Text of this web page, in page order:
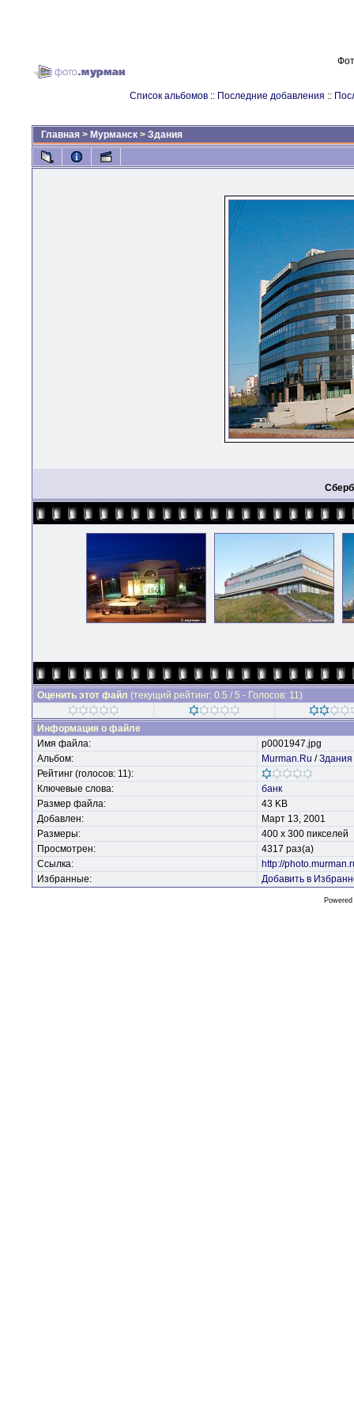
Список альбомов :: Последние добавления ::
Главная > Мурманск > Здания
Оценить этот файл (текущий рейтинг: 0.5 / 5 - Голосов: 11)
Информация о файле
Имя файла:
p0001947.jpg
Альбом:
Murman.Ru /Здания
Рейтинг (голосов: 11):
Ключевые слова:
банк
Размер файла:
43 KB
Добавлен:
Март 13, 2001
Размеры:
400 x 300 пикселей
Просмотрен:
4317 раз(а)
Ссылка:
http://
Избранные:
Добавить в